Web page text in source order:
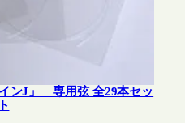
ンJ」 専用弦 全29本セッ
ト